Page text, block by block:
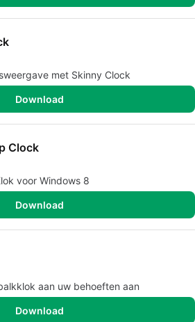
met Skinny Clock
Download
Clock
voor Windows 8
Download
aan uw behoeften aan
Download